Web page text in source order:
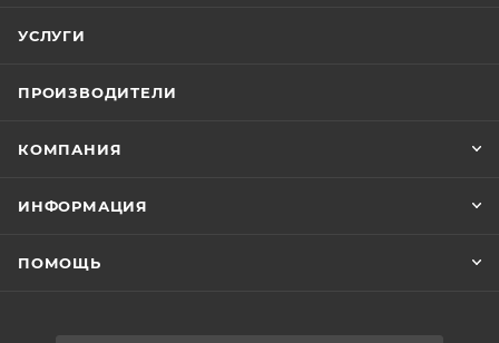
УСЛУГИ
ПРОИЗВОДИТЕЛИ
КОМПАНИЯ
ИНФОРМАЦИЯ
ПОМОЩЬ